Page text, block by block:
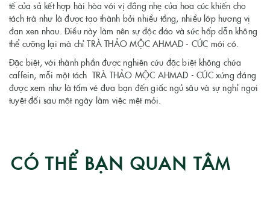
tế của sả kết hợp hài hòa với vị đắng nhẹ của hoa cúc khiến cho
tách trà như là được tạo thành bởi nhiều tầng, nhiều lớp hương vị
đan xen nhau. Điều này làm nên sự độc đáo và sức hấp dẫn không
thể cưỡng lại mà chỉ TRÀ THẢO MỘC AHMAD - CÚC mới có.
Đặc biệt, với thành phần được nghiên cứu đặc biệt không chứa
caffein, mỗi một tách TRÀ THẢO MỘC AHMAD - CÚC xứng đáng
được xem như là tấm vé đưa bạn đến giấc ngủ sâu và sự nghỉ ngơi
tuyệt đối sau một ngày làm việc mệt mỏi.
CÓ THỂ BẠN QUAN TÂM